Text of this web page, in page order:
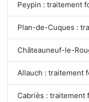
Peypin : traitement
Plan-de-Cuques :
Châteauneuf-le-
Allauch : traitement
Cabriès : traitement